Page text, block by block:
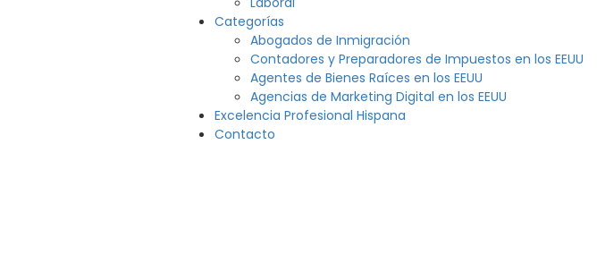
Categorías
Abogados de Inmigración
Contadores y Preparadores de Impuestos en los EEUU
Agentes de Bienes Raíces en los EEUU
Agencias de Marketing Digital en los EEUU
Excelencia Profesional Hispana
Contacto